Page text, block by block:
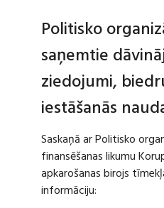
Politisko
saņemtie
ziedojumi,
iestāšanās
Saskaņā ar Politisko
finansēšanas likumu
apkarošanas birojs
informāciju: